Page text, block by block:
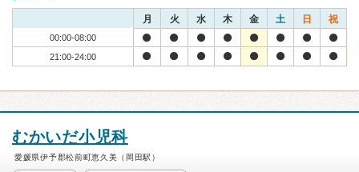
月 火 水 木 金 土 日 祝
00:00-08:00
21:00-24:00
むかいだ小児科
愛媛県伊予郡松前町恵久美（岡田駅）